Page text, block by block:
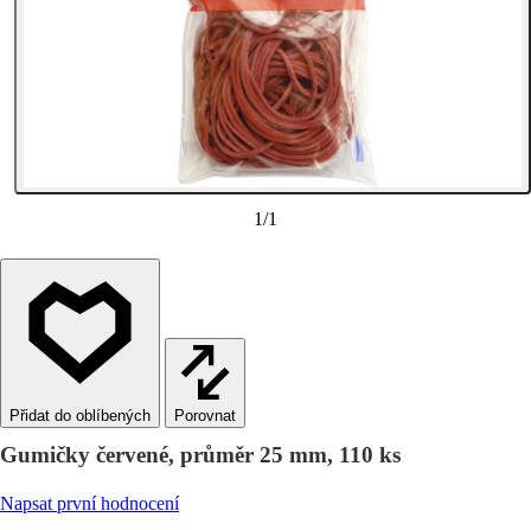
1/1
Porovnat
Gumičky červené, průměr 25 mm, 110 ks
Napsat první hodnocení